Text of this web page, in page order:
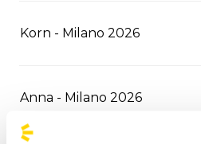
Korn - Milano 2026
Anna - Milano 2026